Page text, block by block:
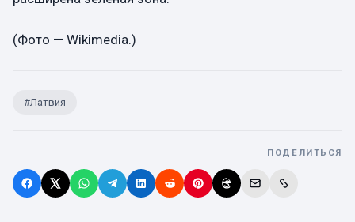
(Фото — Wikimedia.)
#Латвия
ПОДЕЛИТЬСЯ